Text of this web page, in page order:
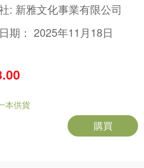
: 新雅文化事業有限公司
期：2025年11月18日
本供貨
購買